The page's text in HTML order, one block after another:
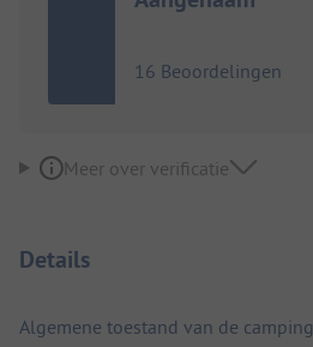
16 Beoordelingen
Meer over verificatie
Details
Algemene toestand van de camping